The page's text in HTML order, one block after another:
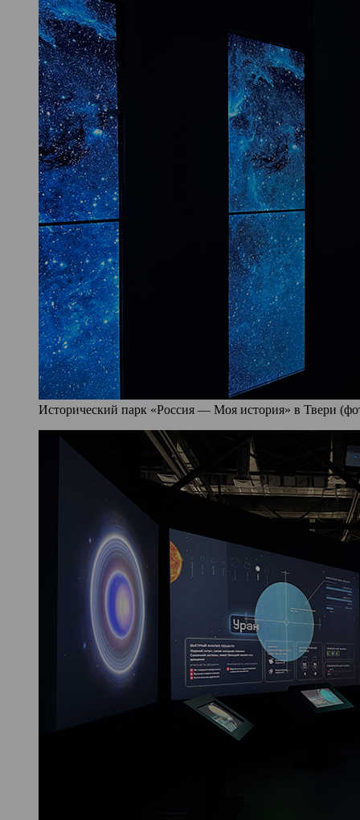
Исторический парк «Россия — Моя история» в Твери